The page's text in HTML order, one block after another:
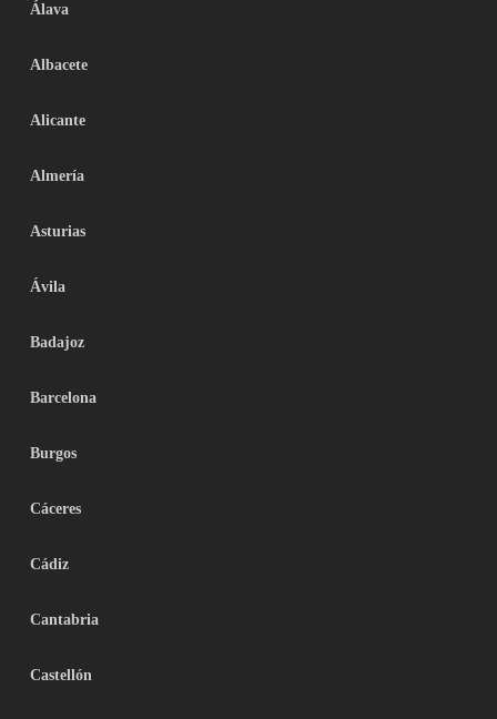
Álava
Albacete
Alicante
Almería
Asturias
Ávila
Badajoz
Barcelona
Burgos
Cáceres
Cádiz
Cantabria
Castellón